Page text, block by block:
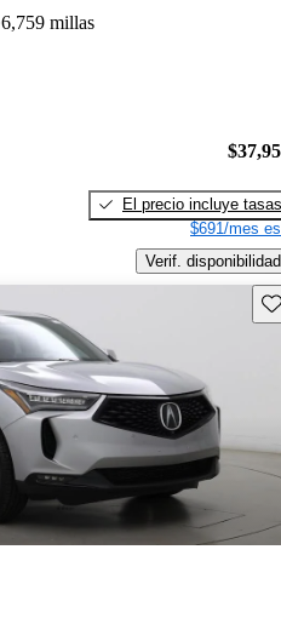
6,759 millas
El precio incluye tasas
$691/mes
Verif. disponibilidad